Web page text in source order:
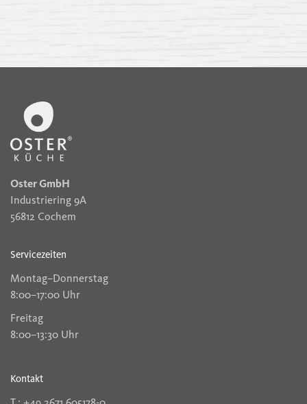
Oster GmbH
Industriering 9A
56812 Cochem
Servicezeiten
Montag–Donnerstag
8:00–17:00 Uhr
Freitag
8:00–13:30 Uhr
Kontakt